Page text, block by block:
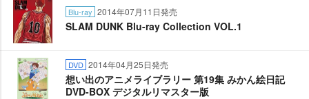
Blu-ray 2014年07月11日発売
SLAM DUNK Blu-ray Collection VOL.1
DVD 2014年04月25日発売
想い出のアニメライブラリー 第19集 みかん絵日記
DVD-BOX デジタルリマスター版